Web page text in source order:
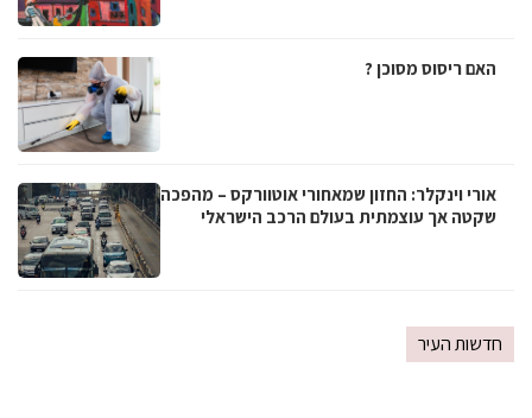
האם ריסוס מסוכן ?
אורי וינקלר: החזון שמאחורי אוטוורקס – מהפכה
שקטה אך עוצמתית בעולם הרכב הישראלי
חדשות העיר